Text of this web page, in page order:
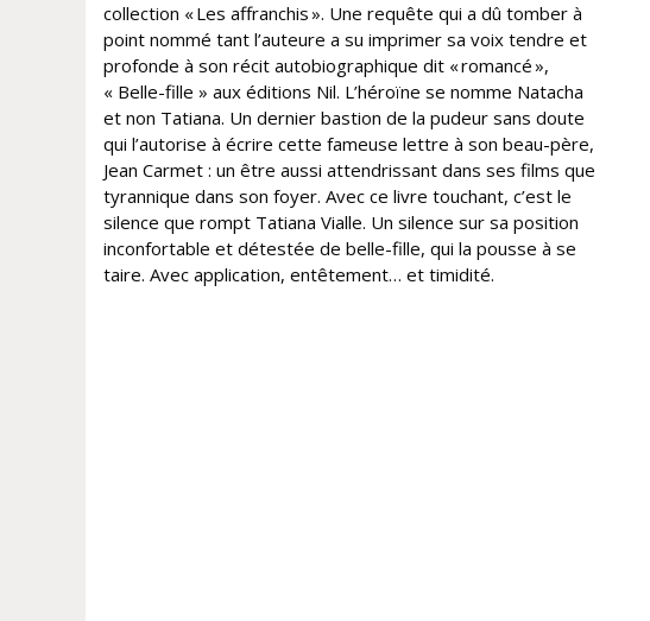
collection « Les affranchis ». Une requête qui a dû tomber à
point nommé tant l’auteure a su imprimer sa voix tendre et
profonde à son récit autobiographique dit « romancé »,
« Belle-fille » aux éditions Nil. L’héroïne se nomme Natacha
et non Tatiana. Un dernier bastion de la pudeur sans doute
qui l’autorise à écrire cette fameuse lettre à son beau-père,
Jean Carmet : un être aussi attendrissant dans ses films que
tyrannique dans son foyer. Avec ce livre touchant, c’est le
silence que rompt Tatiana Vialle. Un silence sur sa position
inconfortable et détestée de belle-fille, qui la pousse à se
taire. Avec application, entêtement… et timidité.